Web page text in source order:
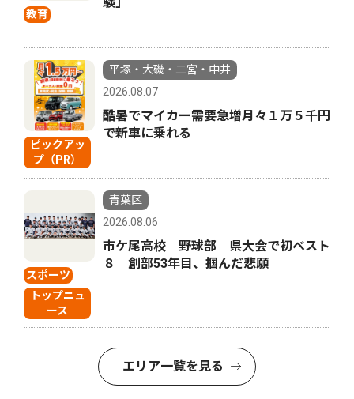
教育
ピックアッ
プ（PR）
平塚・大磯・二宮・中井
2026.08.07
酷暑でマイカー需要急増月々１万５千円
で新車に乗れる
スポーツ
トップニュ
ース
青葉区
2026.08.06
市ケ尾高校 野球部 県大会で初ベスト
８ 創部53年目、掴んだ悲願
エリア一覧を見る